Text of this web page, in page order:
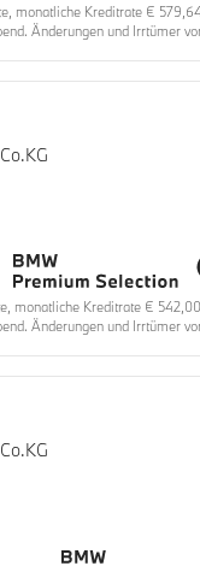
monatliche Kreditrate €
Änderungen und Irrtümer
monatliche Kreditrate €
Änderungen und Irrtümer